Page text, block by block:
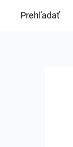
Prehľadať